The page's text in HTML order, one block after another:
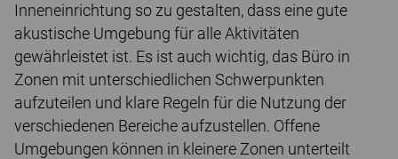
Inneneinrichtung so zu gestalten, dass eine gute
akustische Umgebung für alle Aktivitäten
gewährleistet ist. Es ist auch wichtig, das Büro in
Zonen mit unterschiedlichen Schwerpunkten
aufzuteilen und klare Regeln für die Nutzung der
verschiedenen Bereiche aufzustellen. Offene
Umgebungen können in kleinere Zonen unterteilt